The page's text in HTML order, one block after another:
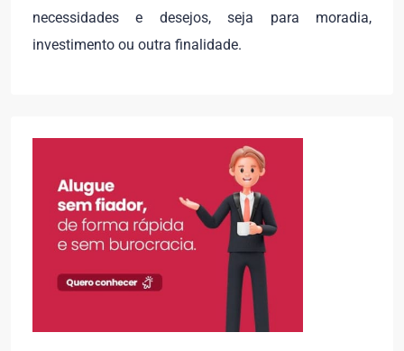
necessidades e desejos, seja para moradia,
investimento ou outra finalidade.